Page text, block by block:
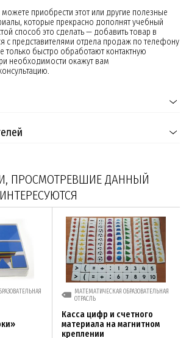
приобрести этот или другие полезные
которые прекрасно дополнят учебный
способ это сделать — добавить товар в
с представителями отдела продаж по телефону
только быстро обработают контактную
необходимости окажут вам
ПРОСМОТРЕВШИЕ ДАННЫЙ
МАТЕМАТИЧЕСКАЯ ОБРАЗОВАТЕЛЬНАЯ
ОТРАСЛЬ
Касса цифр и счетного
материала на магнитном
креплении